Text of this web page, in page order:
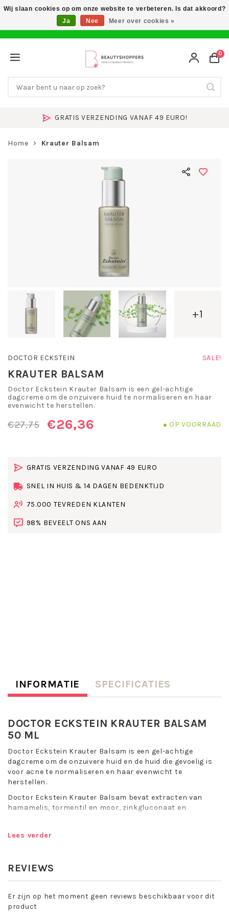
GRATIS VERZENDING VANAF 49 EURO!
0
Home Krauter Balsam
+1
DOCTOR ECKSTEIN SALE!
KRAUTER BALSAM
Doctor Eckstein Krauter Balsam is een gel-achtige
dagcreme om de onzuivere huid te normaliseren en haar
evenwicht te herstellen.
€27,75 €26,36 OP VOORRAAD
GRATIS VERZENDING VANAF 49 EURO
SNEL IN HUIS & 14 DAGEN BEDENKTIJD
75.000 TEVREDEN KLANTEN
98% BEVEELT ONS AAN
INFORMATIE SPECIFICATIES
DOCTOR ECKSTEIN KRAUTER BALSAM
50 ML
Doctor Eckstein Krauter Balsam is een gel-achtige
dagcreme om de onzuivere huid en de huid die gevoelig is
voor acne te normaliseren en haar evenwicht te
herstellen.
Doctor Eckstein Krauter Balsam bevat extracten van
hamamelis, tormentil en moor, zinkgluconaat en
Doctor Eckstein Krauter Balsam is een complex van
hersteld, en nieuwe onzuiverheden worden voorkomen.
Normaliseert de huid
Droogt niet uit
Minimaliseert onzuiverheden
Lees verder
REVIEWS
Er zijn op het moment geen reviews beschikbaar voor dit
product
Wij slaan cookies op om onze website te verbeteren. Is dat akkoord?
Ja
Nee Meer over cookies »